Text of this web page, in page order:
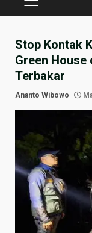
PRIMARY
Stop Kontak
Green House
Terbakar
Ananto Wibowo